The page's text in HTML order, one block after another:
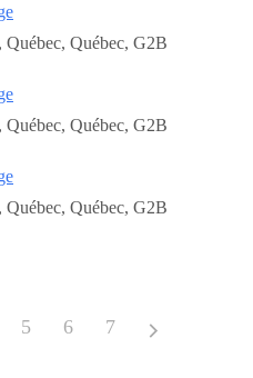
Québec, Québec, G2B
Québec, Québec, G2B
Québec, Québec, G2B
5 6 7